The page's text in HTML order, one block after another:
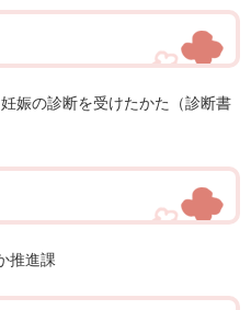
娠の診断を受けたかた（診断書
推進課